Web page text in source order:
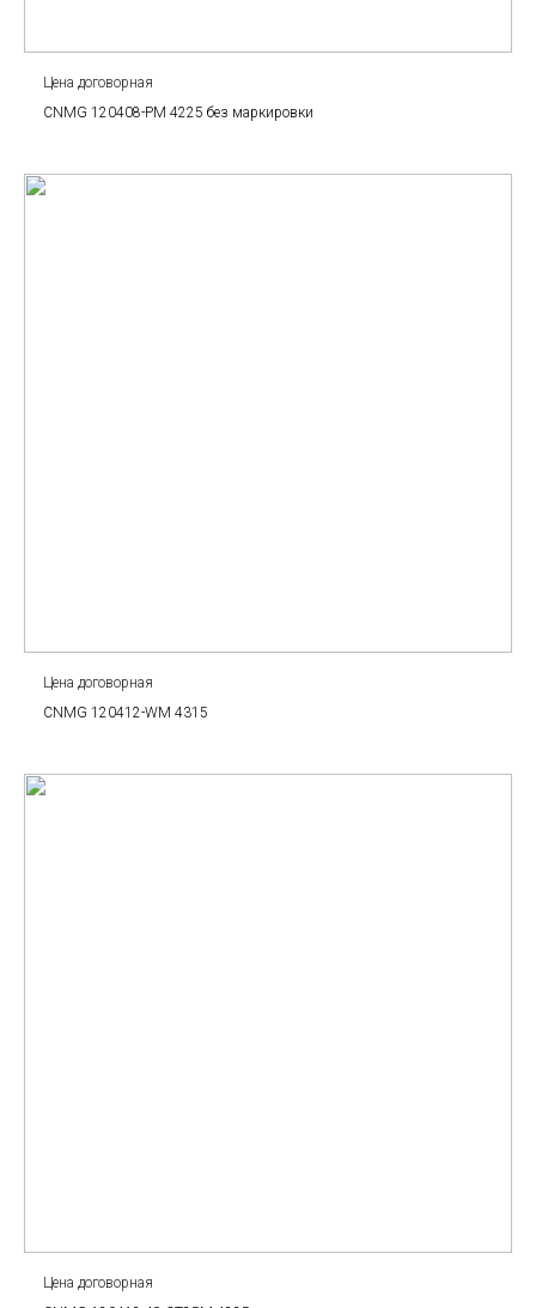
Цена договорная
CNMG 120408-PM 4225 без маркировки
Цена договорная
CNMG 120412-WM 4315
Цена договорная